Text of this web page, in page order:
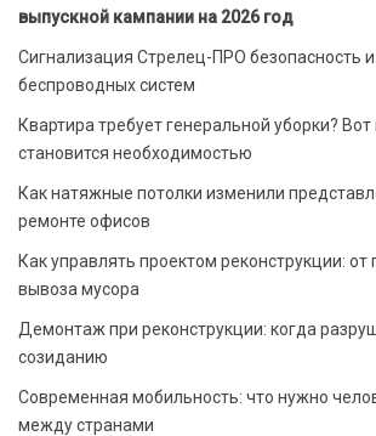
выпускной кампании на 2026 год
Сигнализация Стрелец-ПРО безопасность
беспроводных систем
Квартира требует генеральной уборки? Вот
становится необходимостью
Как натяжные потолки изменили
ремонте офисов
Как управлять проектом реконструкции:
вывоза мусора
Демонтаж при реконструкции: когда
созиданию
Современная мобильность: что нужно
между странами